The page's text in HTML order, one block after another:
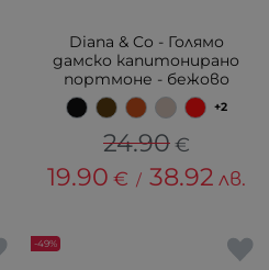
Diana & Co - Голямо
дамско капитонирано
портмоне - бежово
+2
24.90 €
19.90 € / 38.92 лв.
-49%